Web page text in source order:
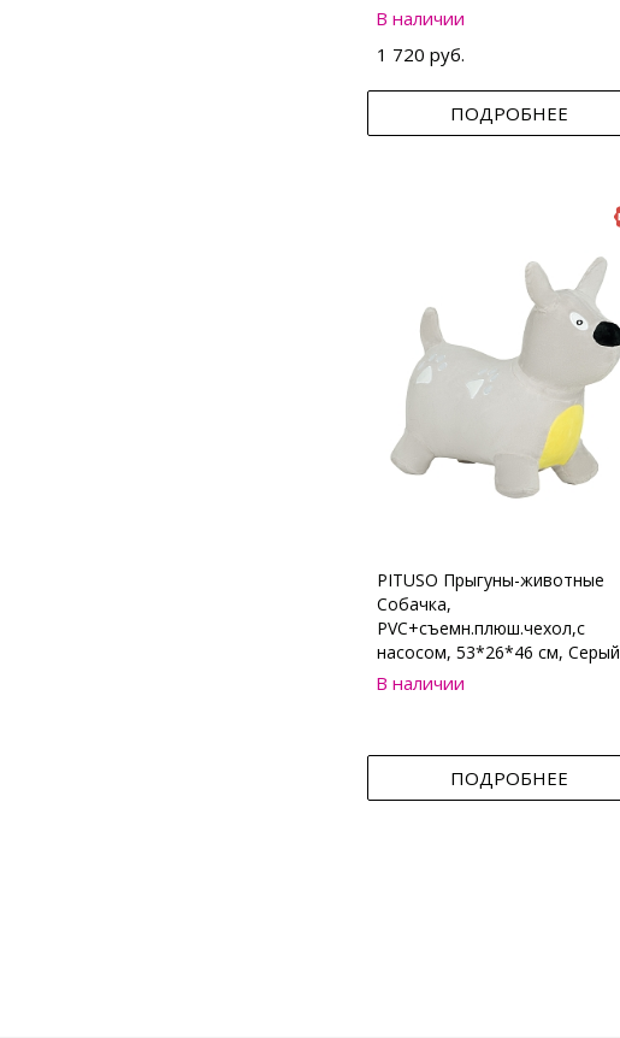
В наличии
1 720 руб.
ПОДРОБНЕЕ
PITUSO Прыгуны-животные
Собачка,
PVC+съемн.плюш.чехол,с
насосом, 53*26*46 см, Серый
В наличии
ПОДРОБНЕЕ